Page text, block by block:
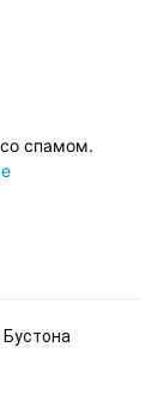
со спамом.